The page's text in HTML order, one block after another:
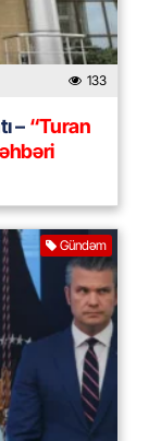
133
–“Turan
Gündəm